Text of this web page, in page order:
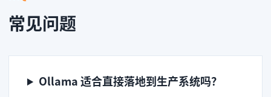
常见问题
Ollama 适合直接落地到生产系统吗？